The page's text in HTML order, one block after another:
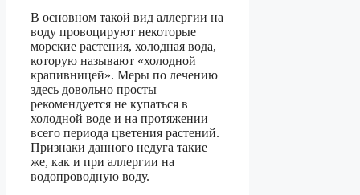
В основном такой вид аллергии на
воду провоцируют некоторые
морские растения, холодная вода,
которую называют «холодной
крапивницей». Меры по лечению
здесь довольно просты –
рекомендуется не купаться в
холодной воде и на протяжении
всего периода цветения растений.
Признаки данного недуга такие
же, как и при аллергии на
водопроводную воду.